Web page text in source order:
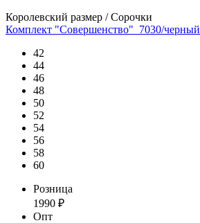
Королевский размер / Сорочки
Комплект "Совершенство"_7030/черный
42
44
46
48
50
52
54
56
58
60
Розница
1990 ₽
Опт